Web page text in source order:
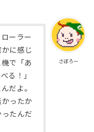
さぼろー
ーラー
に感じ
で「あ
る！」
だよ。
かったか
たんだ